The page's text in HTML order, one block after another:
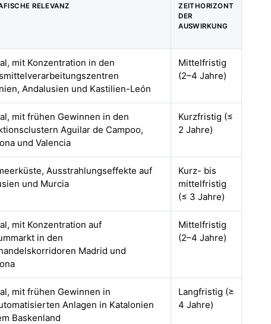
RELEVANZ
ZEITHORIZONT
DER
AUSWIRKUNG
mit Konzentration in den
Andalusien und Kastilien-León
Mittelfristig
(2–4 Jahre)
mit frühen Gewinnen in den
Aguilar de Campoo,
und Valencia
Kurzfristig (≤
2 Jahre)
Ausstrahlungseffekte auf
und Murcia
Kurz- bis
mittelfristig
(≤ 3 Jahre)
mit Konzentration auf
in den
Madrid und
Mittelfristig
(2–4 Jahre)
mit frühen Gewinnen in
Anlagen in Katalonien
Baskenland
Langfristig (≥
4 Jahre)